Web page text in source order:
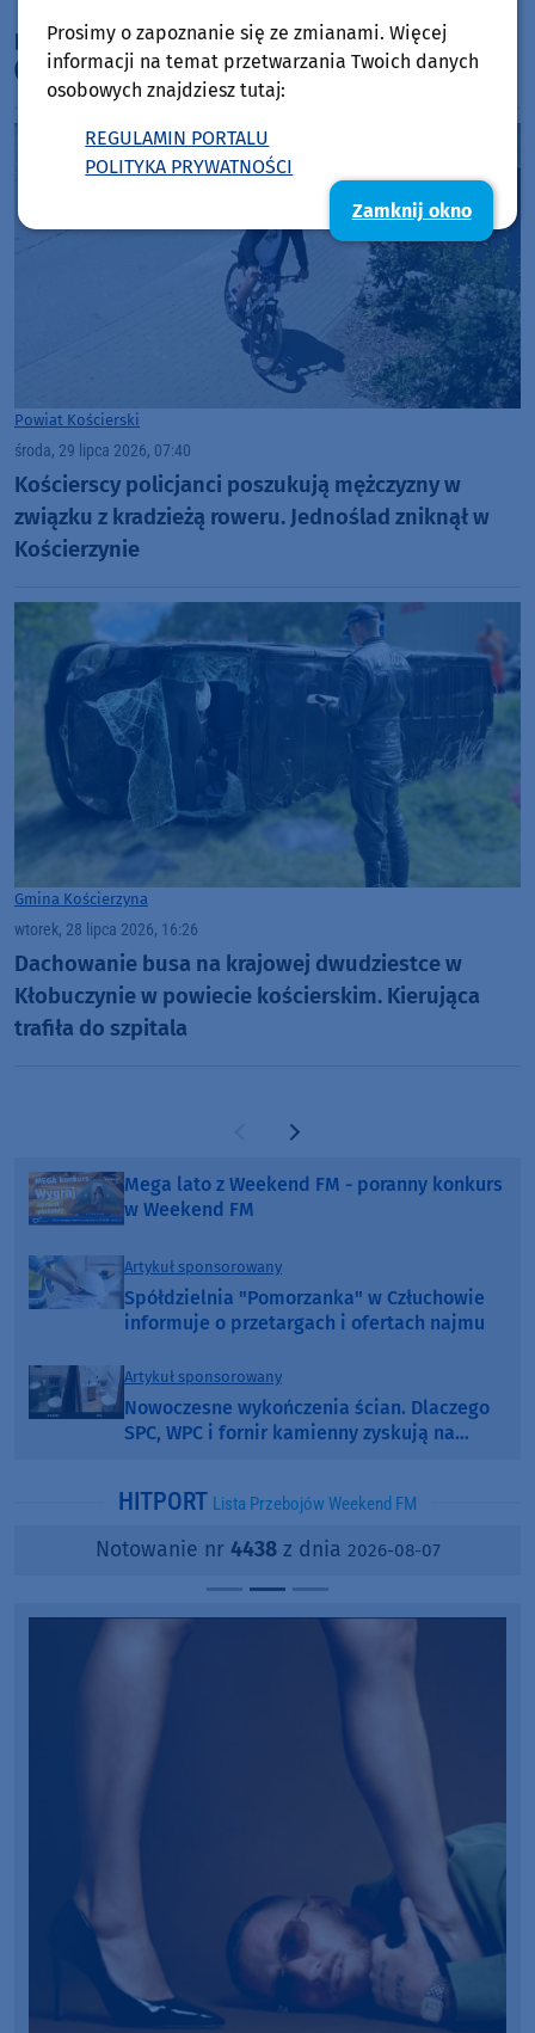
pożar hali z laminatami w Skorzewie
(AKTUALIZACJA)
Powiat Kościerski
środa, 29 lipca 2026, 07:40
Kościerscy policjanci poszukują mężczyzny w
związku z kradzieżą roweru. Jednoślad zniknął w
Kościerzynie
Gmina Kościerzyna
wtorek, 28 lipca 2026, 16:26
Dachowanie busa na krajowej dwudziestce w
Kłobuczynie w powiecie kościerskim. Kierująca
trafiła do szpitala
Poprzednia strona
Następna strona
Mega lato z Weekend FM - poranny konkurs
w Weekend FM
Artykuł sponsorowany
Spółdzielnia "Pomorzanka" w Człuchowie
informuje o przetargach i ofertach najmu
Artykuł sponsorowany
Nowoczesne wykończenia ścian. Dlaczego
SPC, WPC i fornir kamienny zyskują na
HITPORT Lista Przebojów Weekend FM
Notowanie nr 4438z dnia 2026-08-07
Prosimy o zapoznanie się ze zmianami. Więcej
informacji na temat przetwarzania Twoich danych
osobowych znajdziesz tutaj:
REGULAMIN PORTALU
POLITYKA PRYWATNOŚCI
Zamknij okno